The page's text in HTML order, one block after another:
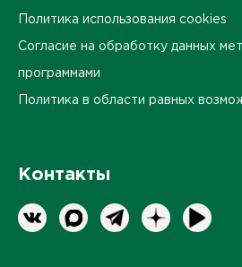
Политика использования cookies
Согласие на обработку данных
программами
Политика в области равных
Контакты